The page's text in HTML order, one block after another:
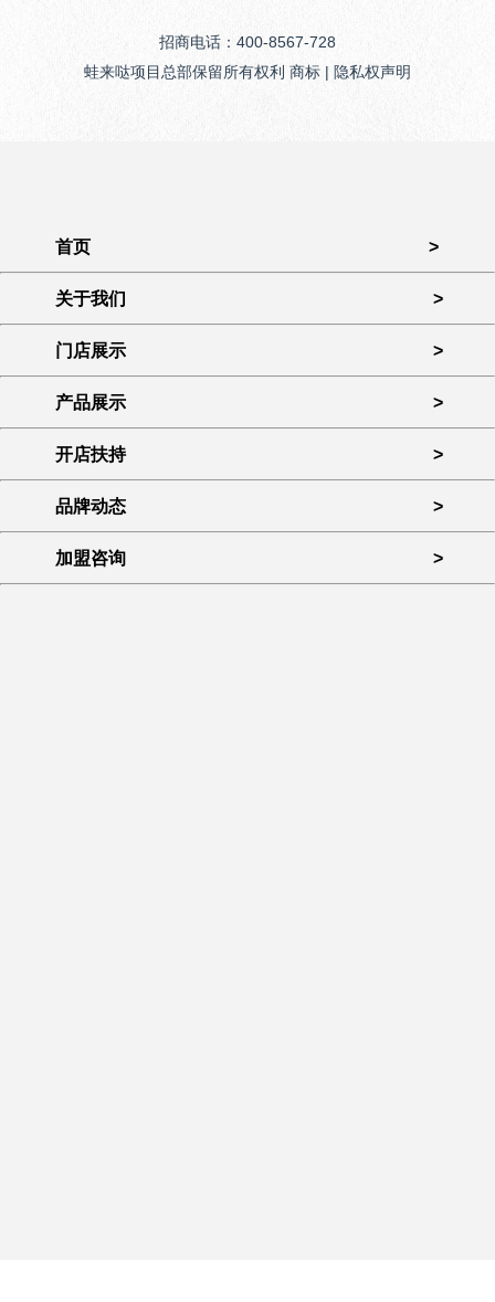
招商电话：400-8567-728
蛙来哒项目总部保留所有权利 商标 | 隐私权声明
首页 >
关于我们 >
门店展示 >
产品展示 >
开店扶持 >
品牌动态 >
加盟咨询 >